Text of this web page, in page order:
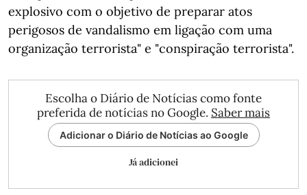
explosivo com o objetivo de preparar atos
perigosos de vandalismo em ligação com uma
organização terrorista" e "conspiração terrorista".
Escolha o Diário de Notícias como fonte
preferida de notícias no Google. Saber mais
Adicionar o Diário de Notícias ao Google
Já adicionei